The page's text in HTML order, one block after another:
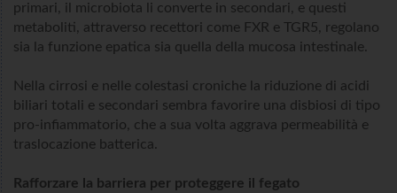
primari, il microbiota li converte in secondari, e questi
metaboliti, attraverso recettori come FXR e TGR5, regolano
sia la funzione epatica sia quella della mucosa intestinale.
Nella cirrosi e nelle colestasi croniche la riduzione di acidi
biliari totali e secondari sembra favorire una disbiosi di tipo
pro-infiammatorio, che a sua volta aggrava permeabilità e
traslocazione batterica.
Rafforzare la barriera per proteggere il fegato